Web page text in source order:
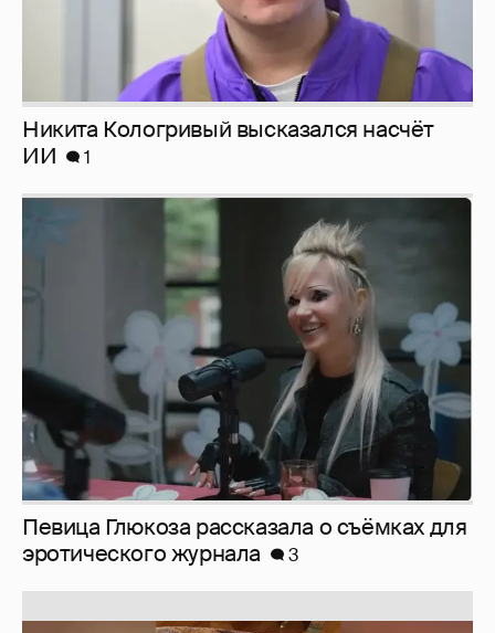
Певица Глюкоза рассказала о съёмках для
эротического журнала
3